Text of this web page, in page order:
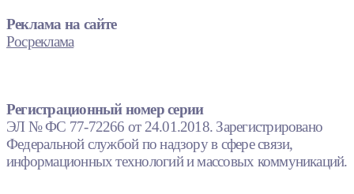
Реклама на сайте
Росреклама
Регистрационный номер серии
ЭЛ № ФС 77-72266 от 24.01.2018. Зарегистрировано
Федеральной службой по надзору в сфере связи,
информационных технологий и массовых коммуникаций.